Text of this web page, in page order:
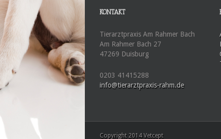
KONTAKT
Tierarztpraxis Am Rahmer Bach
Am Rahmer Bach 27
47269 Duisburg
0203 41415288
info@tierarztpraxis-rahm.de
Copyright 2014 Vetcept